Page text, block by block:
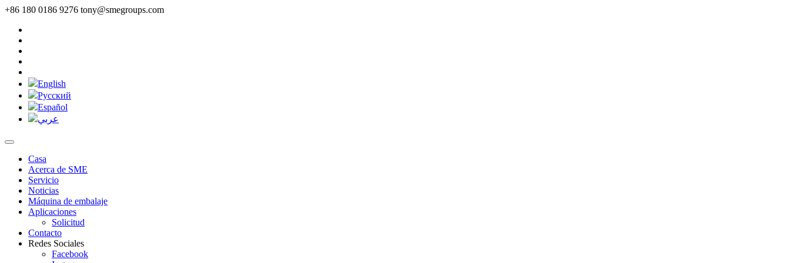
+86 180 0186 9276 tony@smegroups.com
English
Pусский
Español
عربي
Casa
Acerca de SME
Servicio
Noticias
Máquina de embalaje
Aplicaciones
Solicitud
Contacto
Redes Sociales
Facebook